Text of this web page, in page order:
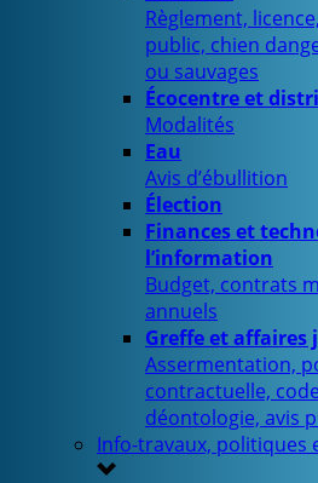
Règlement,
public, chien
ou sauvages
Écocentre et
Modalités
Eau
Avis d’ébullition
Élection
Finances et
l’information
Budget, contrats
annuels
Greffe et affaires
Assermentation,
contractuelle,
déontologie, avis
Info-travaux,